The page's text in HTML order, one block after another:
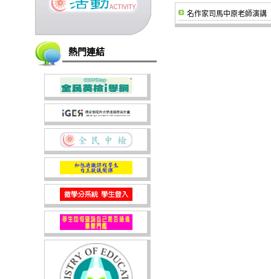
熱門連結
名作家司馬中原老師演講